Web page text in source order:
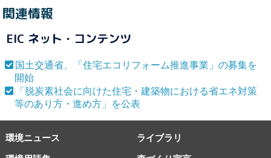
関連情報
EIC ネット・コンテンツ
国土交通省、「住宅エコリフォーム推進事業」の募集を
開始
「脱炭素社会に向けた住宅・建築物における省エネ対策
等のあり方・進め方」を公表
環境ニュース ライブラリ